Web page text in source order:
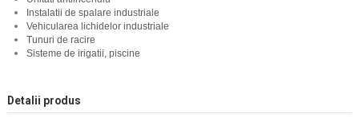
Instalatii de spalare industriale
Vehicularea lichidelor industriale
Tunuri de racire
Sisteme de irigatii, piscine
Detalii produs